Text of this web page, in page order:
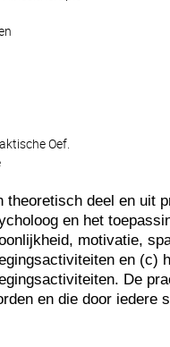
Oef.
theoretisch deel en uit
en het
motivatie,
en (c)
De
en die door iedere